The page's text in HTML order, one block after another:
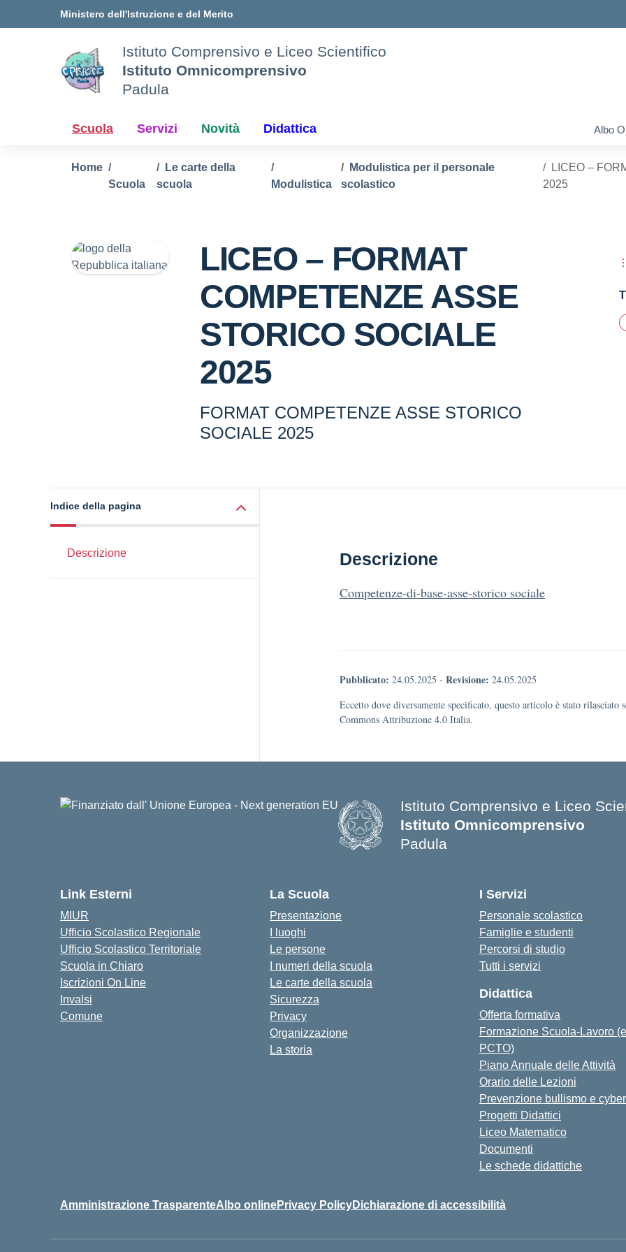
Ministero dell'Istruzione e del Merito
Istituto Comprensivo e Liceo Scientifico
Istituto Omnicomprensivo
Padula
Scuola Servizi Novità Didattica Albo
Home
Scuola
Le carte della
scuola
Modulistica
Modulistica per il personale
scolastico
LICEO –
2025
LICEO – FORMAT
COMPETENZE ASSE
STORICO SOCIALE
2025
FORMAT COMPETENZE ASSE STORICO
SOCIALE 2025
Indice della pagina
Descrizione Descrizione
Competenze-di-base-asse-storico sociale
Pubblicato: 24.05.2025 - Revisione: 24.05.2025
Eccetto dove diversamente specificato, questo articolo è stato rilasciato
Commons Attribuzione 4.0 Italia.
Istituto Comprensivo e Liceo
Istituto Omnicomprensivo
Padula
Link Esterni
MIUR
Ufficio Scolastico Regionale
Ufficio Scolastico Territoriale
Scuola in Chiaro
Iscrizioni On Line
Invalsi
Comune
La Scuola
Presentazione
I luoghi
Le persone
I numeri della scuola
Le carte della scuola
Sicurezza
Privacy
Organizzazione
La storia
I Servizi
Personale scolastico
Famiglie e studenti
Percorsi di studio
Tutti i servizi
Didattica
Offerta formativa
Formazione Scuola-Lavoro
PCTO)
Piano Annuale delle Attività
Orario delle Lezioni
Prevenzione bullismo e
Progetti Didattici
Liceo Matematico
Documenti
Le schede didattiche
Amministrazione TrasparenteAlbo onlinePrivacy PolicyDichiarazione di accessibilità